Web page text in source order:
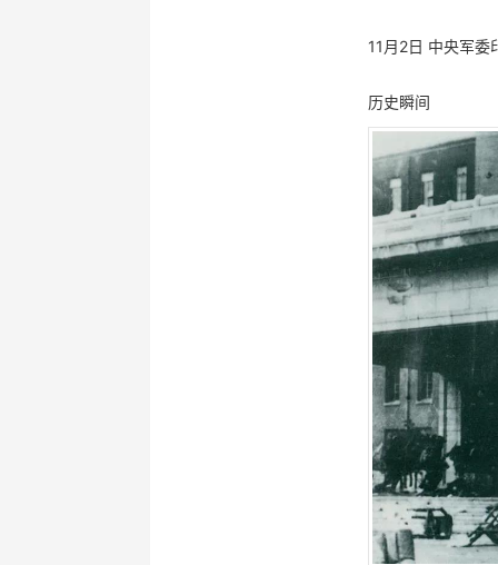
11月2日 中央军委
历史瞬间